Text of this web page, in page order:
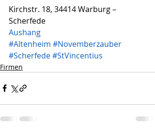
Kirchstr. 18, 34414 Warburg –
Scherfede
Aushang
#Altenheim #Novemberzauber
#Scherfede#StVincentius
Firmen